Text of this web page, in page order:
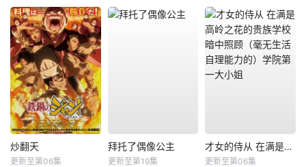
炒翻天
更新至第06集
拜托了偶像公主
更新至第19集
才女的侍从 在满是高岭之花的贵族学校暗中照顾（毫无生活自理能力的）学院第一大小姐
更新至第06集